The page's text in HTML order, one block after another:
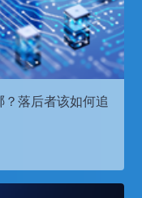
落后者该如何追